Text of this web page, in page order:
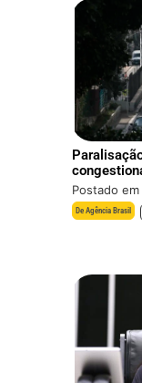
Postado
De Agência Brasil